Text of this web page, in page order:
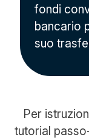
fondi
bancario
suo
Per
tutorial